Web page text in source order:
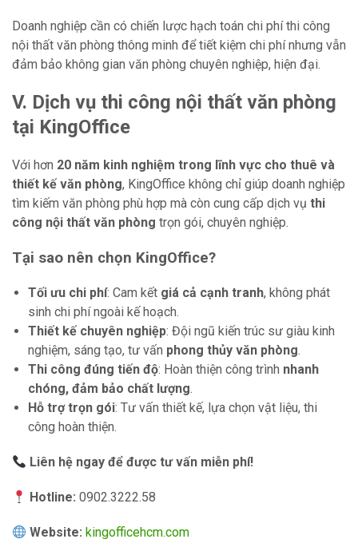
Doanh nghiệp cần có chiến lược hạch toán chi phí thi công
nội thất văn phòng thông minh để tiết kiệm chi phí nhưng vẫn
đảm bảo không gian văn phòng chuyên nghiệp, hiện đại.
V. Dịch vụ thi công nội thất văn phòng
tại KingOffice
Với hơn 20 năm kinh nghiệm trong lĩnh vực cho thuê và
thiết kế văn phòng, KingOffice không chỉ giúp doanh nghiệp
tìm kiếm văn phòng phù hợp mà còn cung cấp dịch vụ thi
công nội thất văn phòng trọn gói, chuyên nghiệp.
Tại sao nên chọn KingOffice?
Tối ưu chi phí: Cam kết giá cả cạnh tranh, không phát
sinh chi phí ngoài kế hoạch.
Thiết kế chuyên nghiệp: Đội ngũ kiến trúc sư giàu kinh
nghiệm, sáng tạo, tư vấn phong thủy văn phòng.
Thi công đúng tiến độ: Hoàn thiện công trình nhanh
chóng, đảm bảo chất lượng.
Hỗ trợ trọn gói: Tư vấn thiết kế, lựa chọn vật liệu, thi
công hoàn thiện.
Liên hệ ngay để được tư vấn miễn phí!
Hotline: 0902.3222.58
Website: kingofficehcm.com